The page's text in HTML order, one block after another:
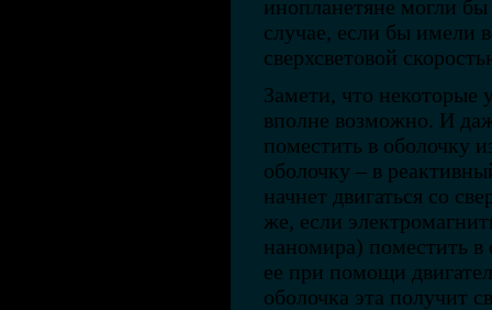
инопланетяне могли
случае, если бы имели
сверхсветовой
Замети, что некоторые
вполне возможно. И
поместить в оболочку
оболочку – в
начнет двигаться со
же, если
наномира) поместить в
ее при помощи
оболочка эта получит